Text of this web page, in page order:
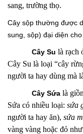
sang, trường thọ.
Cây sộp thường được
sung, sộp) đại diện
Cây Su là rạch
Cây Su là loại “cây
người ta hay dùng mà
Cây Sứa là
Sứa có nhiều loại: sứa
người ta hay ăn), sứa
vàng vàng hoặc đỏ